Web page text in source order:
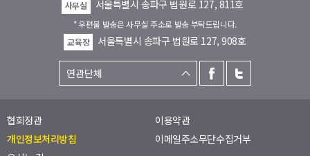
사무실 서울특별시 송파구 법원로 127, 811호
* 우편물 발송은 사무실 주소로 발송 부탁드립니다.
교육장
서울특별시 송파구 법원로 127, 908호
협회정관
이용약관
개인정보처리방침
이메일주소무단수집거부